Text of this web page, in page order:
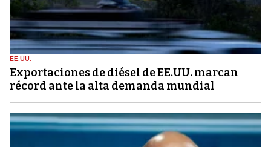
EE.UU.
Exportaciones de diésel de EE.UU. marcan
récord ante la alta demanda mundial